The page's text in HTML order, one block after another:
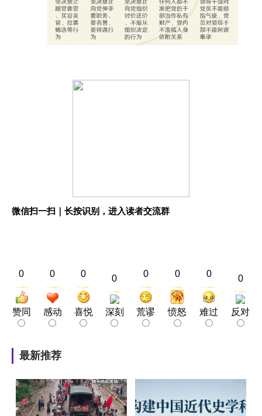
微信扫一扫｜长按识别，进入读者交流群
0
赞同
0
感动
0
喜悦
0
深刻
0
荒谬
0
愤怒
0
难过
0
反对
最新推荐